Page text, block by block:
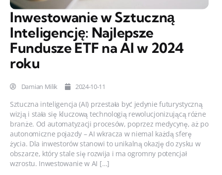
Inwestowanie w Sztuczną
Inteligencję: Najlepsze
Fundusze ETF na AI w 2024
roku
Damian Milik 2024-10-11
Sztuczna inteligencja (AI) przestała być jedynie futurystyczną
wizją i stała się kluczową technologią rewolucjonizującą różne
branże. Od automatyzacji procesów, poprzez medycynę, aż po
autonomiczne pojazdy – AI wkracza w niemal każdą sferę
życia. Dla inwestorów stanowi to unikalną okazję do zysku w
obszarze, który stale się rozwija i ma ogromny potencjał
wzrostu. Inwestowanie w AI […]